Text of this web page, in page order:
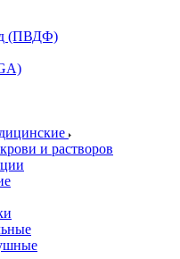
(ПВДФ)
и растворов